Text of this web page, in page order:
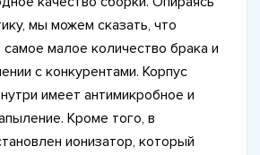
мы можем сказать, что
малое количество брака и
с конкурентами. Корпус
имеет антимикробное и
Кроме того, в
ионизатор, который